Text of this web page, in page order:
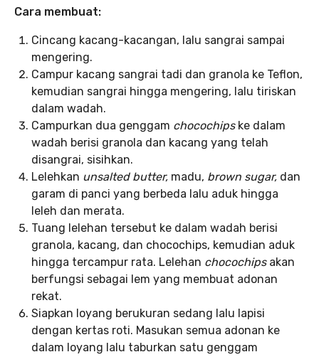
Cara membuat:
Cincang kacang-kacangan, lalu sangrai sampai
mengering.
Campur kacang sangrai tadi dan granola ke Teflon,
kemudian sangrai hingga mengering, lalu tiriskan
dalam wadah.
Campurkan dua genggam chocochips ke dalam
wadah berisi granola dan kacang yang telah
disangrai, sisihkan.
Lelehkan unsalted butter, madu, brown sugar, dan
garam di panci yang berbeda lalu aduk hingga
leleh dan merata.
Tuang lelehan tersebut ke dalam wadah berisi
granola, kacang, dan chocochips, kemudian aduk
hingga tercampur rata. Lelehan chocochips akan
berfungsi sebagai lem yang membuat adonan
rekat.
Siapkan loyang berukuran sedang lalu lapisi
dengan kertas roti. Masukan semua adonan ke
dalam loyang lalu taburkan satu genggam